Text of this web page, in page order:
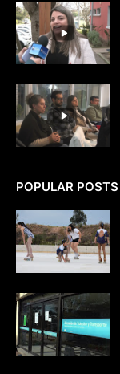
POPULAR POSTS